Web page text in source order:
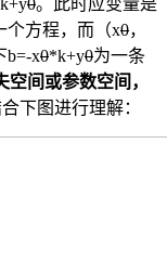
0。此时应变量是
个方程，而（x0，
b=-x0*k+y0为一条
空间或参数空间，
下图进行理解：